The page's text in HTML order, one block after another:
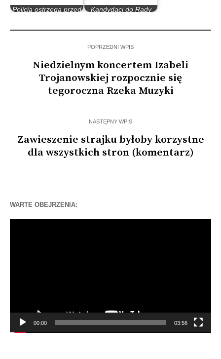
Policja ostrzega przed
Kandydaci do Rady
POPRZEDNI WPIS
Niedzielnym koncertem Izabeli
Trojanowskiej rozpocznie się
tegoroczna Rzeka Muzyki
NASTĘPNY WPIS
Zawieszenie strajku byłoby korzystne
dla wszystkich stron (komentarz)
WARTE OBEJRZENIA:
00:00 03:56